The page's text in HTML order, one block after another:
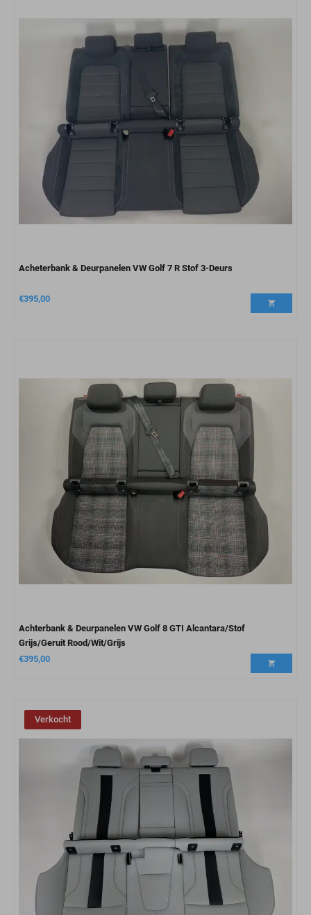
Acheterbank & Deurpanelen VW Golf 7 R Stof 3-Deurs
€395,00
Achterbank & Deurpanelen VW Golf 8 GTI Alcantara/Stof
Grijs/Geruit Rood/Wit/Grijs
€395,00
Verkocht